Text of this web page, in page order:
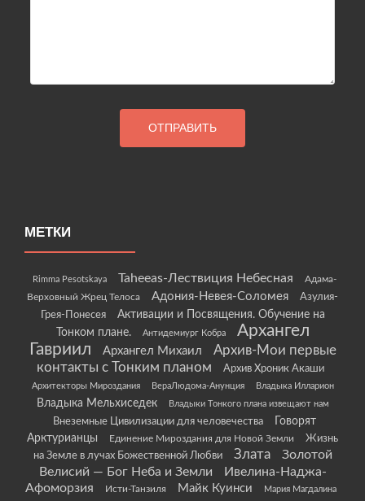
МЕТКИ
Rimma Pesotskaya Taheeas-Лествиция Небесная
Адама-
Верховный Жрец Телоса
Адония-Невея-Соломея
Азулия-
Грея-Понесея
Активации и Посвящения. Обучение на
Тонком плане.
Антидемиург Кобра
Архангел
Гавриил
Архангел Михаил
Архив-Мои первые
контакты с Тонким планом
Архив Хроник Акаши
Архитекторы Мироздания ВераЛюдома-Анунция Владыка Илларион
Владыка Мельхиседек Владыки Тонкого плана извещают нам
Внеземные Цивилизации для человечества
Говорят
Арктурианцы
Единение Мироздания для Новой Земли
Жизнь
на Земле в лучах Божественной Любви
Злата
Золотой
Велисий — Бог Неба и Земли
Ивелина-Наджа-
Афоморзия
Исти-Танзиля Майк Куинси Мария Магдалина